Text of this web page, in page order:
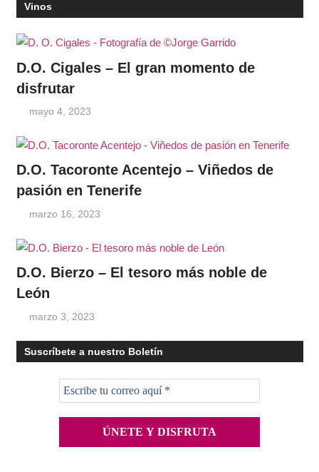
Vinos
D.O. Cigales – El gran momento de
disfrutar
mayo 4, 2023
D.O. Tacoronte Acentejo – Viñedos de
pasión en Tenerife
marzo 16, 2023
D.O. Bierzo – El tesoro más noble de
León
marzo 3, 2023
Suscríbete a nuestro Boletín